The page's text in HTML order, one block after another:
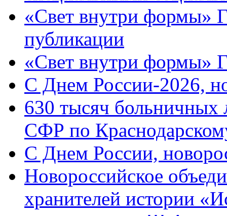
«Свет внутри формы»
публикации
«Свет внутри формы»
C Днем России-2026,
630 тысяч больничных
СФР по
C Днем России,
Новороссийское
хранителей истории